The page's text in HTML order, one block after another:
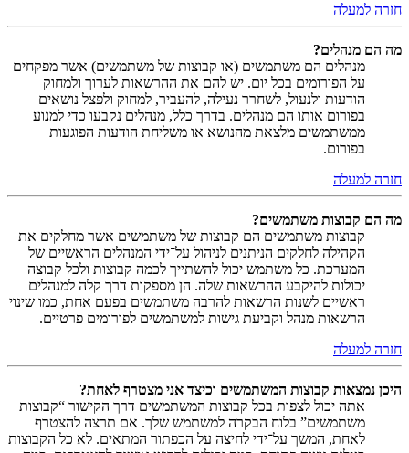
חזרה למעלה
מה הם מנהלים?
מנהלים הם משתמשים (או קבוצות של משתמשים) אשר מפקחים
על הפורומים בכל יום. יש להם את ההרשאות לערוך ולמחוק
הודעות ולנעול, לשחרר נעילה, להעביר, למחוק ולפצל נושאים
בפורום אותו הם מנהלים. בדרך כלל, מנהלים נקבעו כדי למנוע
ממשתמשים מלצאת מהנושא או משליחת הודעות הפוגעות
בפורום.
חזרה למעלה
מה הם קבוצות משתמשים?
קבוצות משתמשים הם קבוצות של משתמשים אשר מחלקים את
הקהילה לחלקים הניתנים לניהול על־ידי המנהלים הראשיים של
המערכת. כל משתמש יכול להשתייך לכמה קבוצות ולכל קבוצה
יכולות להיקבע ההרשאות שלה. הן מספקות דרך קלה למנהלים
ראשיים לשנות הרשאות להרבה משתמשים בפעם אחת, כמו שינוי
הרשאות מנהל וקביעת גישות למשתמשים לפורומים פרטיים.
חזרה למעלה
היכן נמצאות קבוצות המשתמשים וכיצד אני מצטרף לאחת?
אתה יכול לצפות בכל קבוצות המשתמשים דרך הקישור “קבוצות
משתמשים” בלוח הבקרה למשתמש שלך. אם תרצה להצטרף
לאחת, המשך על־ידי לחיצה על הכפתור המתאים. לא כל הקבוצות